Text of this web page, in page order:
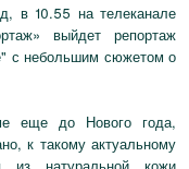
в 10.55 на телеканале
выйдет репортаж
с небольшим сюжетом о
еще до Нового года,
к такому актуальному